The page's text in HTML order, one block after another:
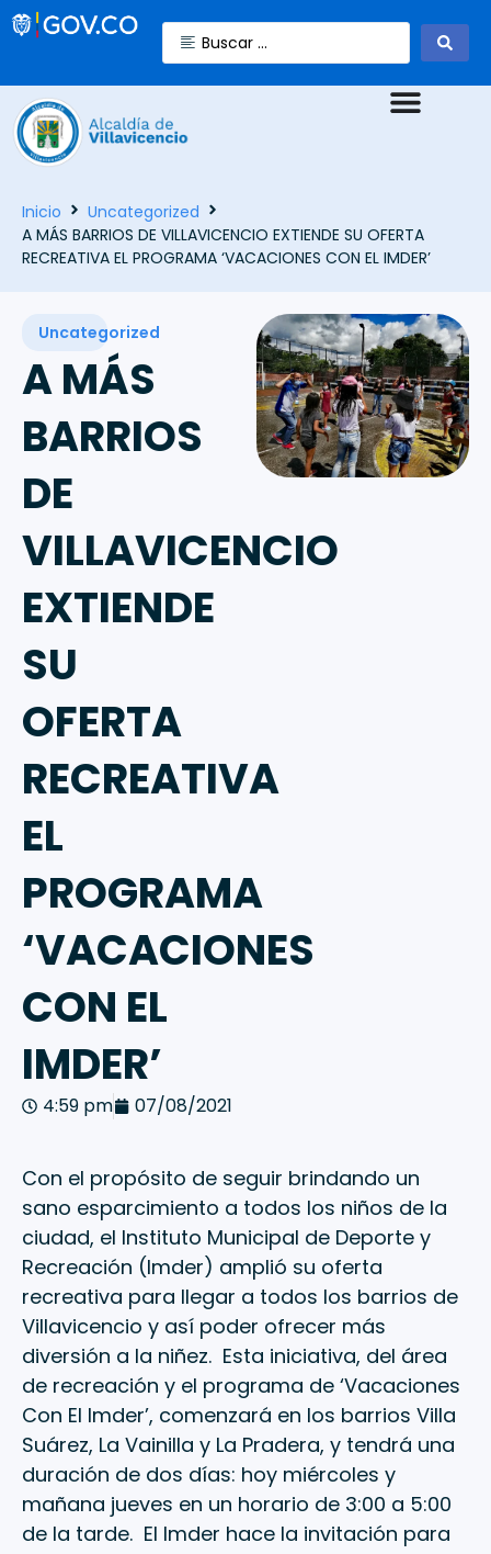
Inicio
Uncategorized
A MÁS BARRIOS DE VILLAVICENCIO EXTIENDE SU OFERTA
RECREATIVA EL PROGRAMA ‘VACACIONES CON EL IMDER’
Uncategorized
A MÁS
BARRIOS
DE
VILLAVICENCIO
EXTIENDE
SU
OFERTA
RECREATIVA
EL
PROGRAMA
‘VACACIONES
CON EL
IMDER’
4:59 pm 07/08/2021
Con el propósito de seguir brindando un
sano esparcimiento a todos los niños de la
ciudad, el Instituto Municipal de Deporte y
Recreación (Imder) amplió su oferta
recreativa para llegar a todos los barrios de
Villavicencio y así poder ofrecer más
diversión a la niñez. Esta iniciativa, del área
de recreación y el programa de ‘Vacaciones
Con El Imder’, comenzará en los barrios Villa
Suárez, La Vainilla y La Pradera, y tendrá una
duración de dos días: hoy miércoles y
mañana jueves en un horario de 3:00 a 5:00
de la tarde. El Imder hace la invitación para